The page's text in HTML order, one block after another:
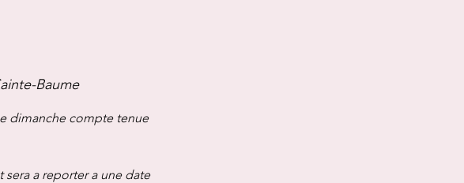
Baume
dimanche compte tenue
sera a reporter a une date